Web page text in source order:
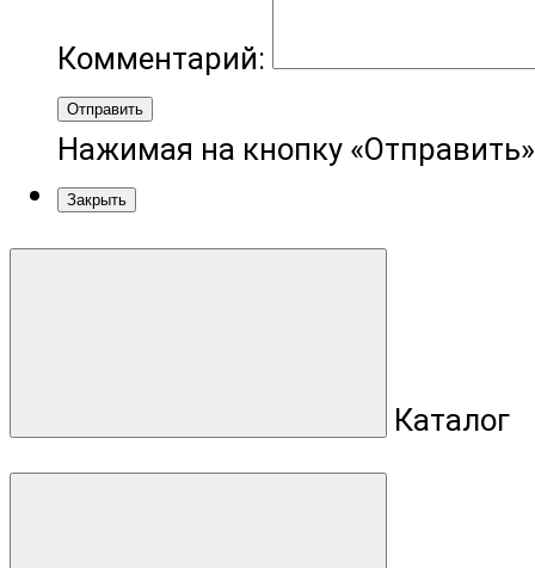
Комментарий:
Отправить
Нажимая на кнопку
Закрыть
Каталог